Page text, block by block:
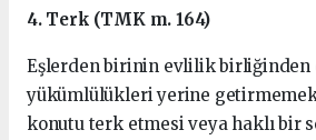
4. Terk (TMK m. 164)
Eşlerden birinin evlilik birliğinden
yükümlülükleri yerine
konutu terk etmesi veya haklı bir